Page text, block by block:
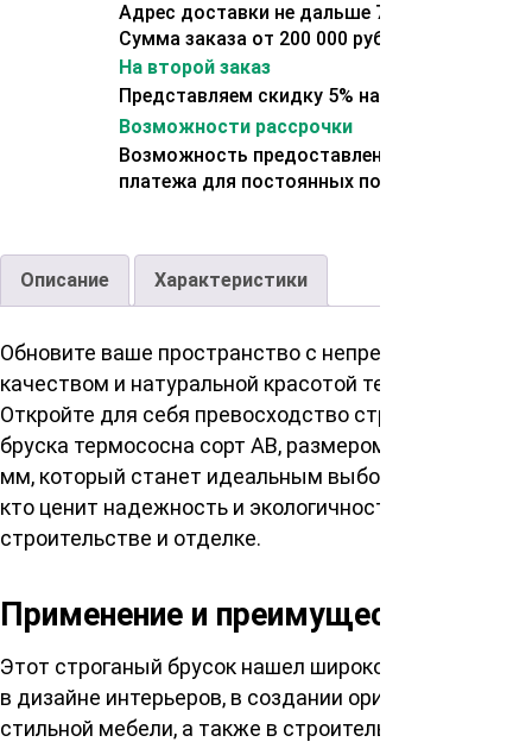
Адрес доставки не дальше 70 км от склада.
Сумма заказа от 200 000 рублей.
На второй заказ
Представляем скидку 5% на второй заказ
Возможности рассрочки
Возможность предоставления отсрочки
платежа для постоянных покупателей.
Описание Характеристики
Обновите ваше пространство с непревзойденным
качеством и натуральной красотой термодерева.
Откройте для себя превосходство строганого
бруска термососна сорт АВ, размером 40х40х2100
мм, который станет идеальным выбором для тех,
кто ценит надежность и экологичность в
строительстве и отделке.
Применение и преимущества
Этот строганый брусок нашел широкое применение
в дизайне интерьеров, в создании оригинальной и
стильной мебели, а также в строительстве